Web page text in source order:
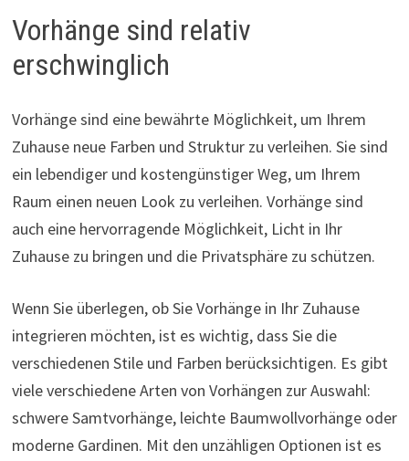
Vorhänge sind relativ
erschwinglich
Vorhänge sind eine bewährte Möglichkeit, um Ihrem
Zuhause neue Farben und Struktur zu verleihen. Sie sind
ein lebendiger und kostengünstiger Weg, um Ihrem
Raum einen neuen Look zu verleihen. Vorhänge sind
auch eine hervorragende Möglichkeit, Licht in Ihr
Zuhause zu bringen und die Privatsphäre zu schützen.
Wenn Sie überlegen, ob Sie Vorhänge in Ihr Zuhause
integrieren möchten, ist es wichtig, dass Sie die
verschiedenen Stile und Farben berücksichtigen. Es gibt
viele verschiedene Arten von Vorhängen zur Auswahl:
schwere Samtvorhänge, leichte Baumwollvorhänge oder
moderne Gardinen. Mit den unzähligen Optionen ist es